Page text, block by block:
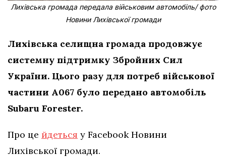
Лихівська громада передала військовим автомобіль/ фото
Новини Лихівської громади
Лихівська селищна громада продовжує
системну підтримку Збройних Сил
України. Цього разу для потреб військової
частини А067 було передано автомобіль
Subaru Forester.
Про це йдеться у Facebook Новини
Лихівської громади.